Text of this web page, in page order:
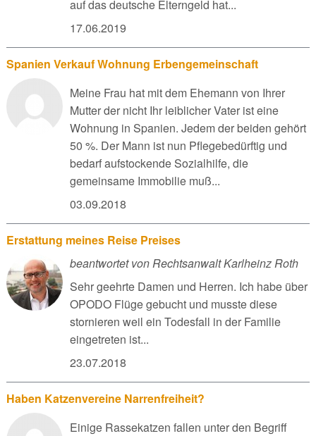
auf das deutsche Elterngeld hat...
17.06.2019
Spanien Verkauf Wohnung Erbengemeinschaft
Meine Frau hat mit dem Ehemann von Ihrer
Mutter der nicht Ihr leiblicher Vater ist eine
Wohnung in Spanien. Jedem der beiden gehört
50 %. Der Mann ist nun Pflegebedürftig und
bedarf aufstockende Sozialhilfe, die
gemeinsame Immobilie muß...
03.09.2018
Erstattung meines Reise Preises
beantwortet von Rechtsanwalt Karlheinz Roth
Sehr geehrte Damen und Herren. Ich habe über
OPODO Flüge gebucht und musste diese
stornieren weil ein Todesfall in der Familie
eingetreten ist...
23.07.2018
Haben Katzenvereine Narrenfreiheit?
Einige Rassekatzen fallen unter den Begriff